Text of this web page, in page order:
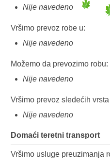
Nije navedeno
Vršimo prevoz robe u:
Nije navedeno
Možemo da prevozimo robu:
Nije navedeno
Vršimo prevoz sledećih
Nije navedeno
Domaći teretni transport
Vršimo usluge preuzimanja